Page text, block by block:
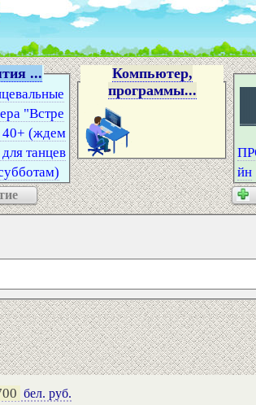
...
"Встре
40+ (ждем
для танцев
Компьютер,
программы...
йн
бел. руб.